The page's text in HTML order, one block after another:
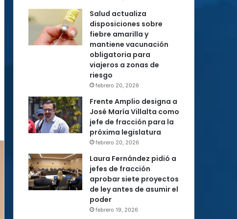
Salud actualiza
disposiciones sobre
fiebre amarilla y
mantiene vacunación
obligatoria para
viajeros a zonas de
riesgo
febrero 20, 2026
Frente Amplio designa a
José María Villalta como
jefe de fracción para la
próxima legislatura
febrero 20, 2026
Laura Fernández pidió a
jefes de fracción
aprobar siete proyectos
de ley antes de asumir el
poder
febrero 19, 2026